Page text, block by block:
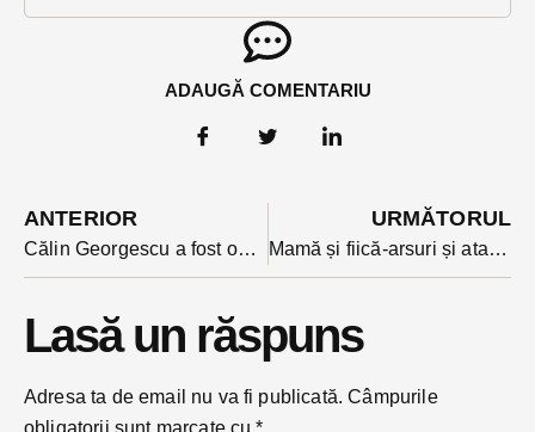
ADAUGĂ COMENTARIU
ANTERIOR
Călin Georgescu a fost oprit astăzi în trafic și dus la Parchet pentru declarații, după percheziții la apropiații săi în mai multe județe
URMĂTORUL
Mamă și fiică-arsuri și atac de panică după un incendiu izbucnit la centrala termică a casei
Lasă un răspuns
Adresa ta de email nu va fi publicată. Câmpurile
obligatorii sunt marcate cu*